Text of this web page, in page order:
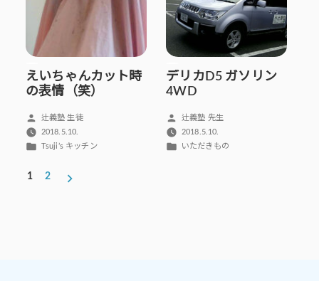
えいちゃんカット時
の表情（笑）
投
稿
者:
辻義塾 生徒
2018.5.10.
カ
ゴ
Tsuji’s キッチン
デリカD5 ガソリン
4WD
投
稿
者:
辻義塾 先生
2018.5.10.
カ
いただきもの
投1 2